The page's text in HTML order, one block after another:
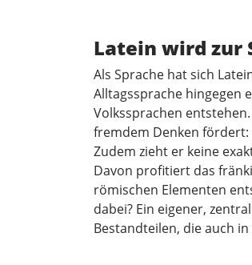
Latein wird zur
Als Sprache hat sich
Alltagssprache hingegen
Volkssprachen
fremdem Denken fördert:
Zudem zieht er keine
Davon profitiert das
römischen Elementen
dabei? Ein eigener,
Bestandteilen, die auch